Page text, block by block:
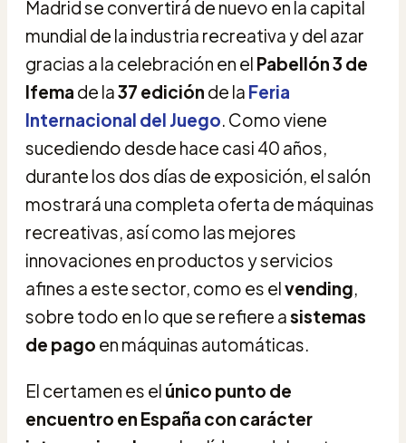
Madrid se convertirá de nuevo en la capital
mundial de la industria recreativa y del azar
gracias a la celebración en el Pabellón 3 de
Ifema de la37 edición de la Feria
Internacional del Juego. Como viene
sucediendo desde hace casi 40 años,
durante los dos días de exposición, el salón
mostrará una completa oferta de máquinas
recreativas, así como las mejores
innovaciones en productos y servicios
afines a este sector, como es elvending,
sobre todo en lo que se refiere asistemas
de pago en máquinas automáticas.
El certamen es el único punto de
encuentro en España con carácter